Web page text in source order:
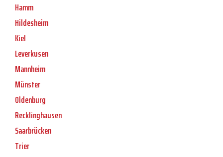
Hamm
Hildesheim
Kiel
Leverkusen
Mannheim
Münster
Oldenburg
Recklinghausen
Saarbrücken
Trier